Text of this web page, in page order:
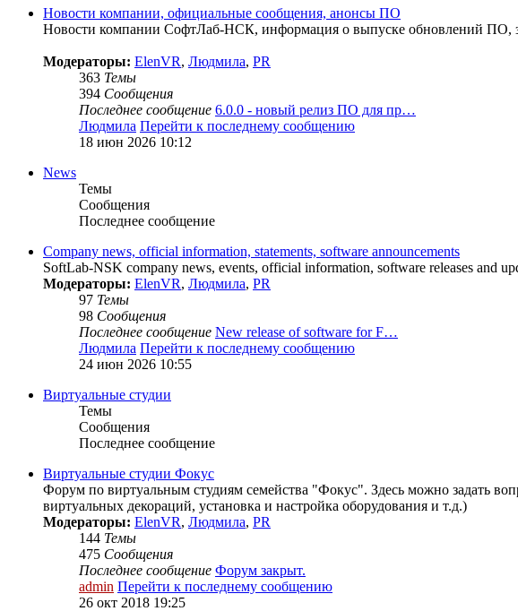
Новости компании, официальные сообщения, анонсы ПО
Новости компании СофтЛаб-НСК, информация о выпуске обновлений ПО,
Модераторы: ElenVR, Людмила, PR
363 Темы
394 Сообщения
Последнее сообщение 6.0.0 - новый релиз ПО для пр…
Людмила Перейти к последнему сообщению
18 июн 2026 10:12
News
Темы
Сообщения
Последнее сообщение
Company news, official information, statements, software announcements
SoftLab-NSK company news, events, official information, software releases and
Модераторы: ElenVR, Людмила, PR
97 Темы
98 Сообщения
Последнее сообщение New release of software for F…
Людмила Перейти к последнему сообщению
24 июн 2026 10:55
Виртуальные студии
Темы
Сообщения
Последнее сообщение
Виртуальные студии Фокус
Форум по виртуальным студиям семейства "Фокус". Здесь можно задать
виртуальных декораций, установка и настройка оборудования и т.д.)
Модераторы: ElenVR, Людмила, PR
144 Темы
475 Сообщения
Последнее сообщение Форум закрыт.
admin Перейти к последнему сообщению
26 окт 2018 19:25